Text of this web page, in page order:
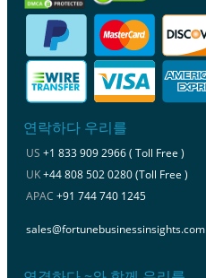
연락하다 우리를
US +1 833 909 2966 ( Toll Free )
UK+44 808 502 0280 (Toll Free )
APAC +91 744 740 1245
sales@fortunebusinessinsights.com